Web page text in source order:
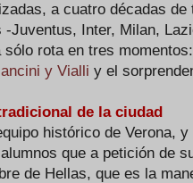
a cuatro décadas
-Juventus, Inter, Milan,
sólo rota en tres
y Vialli y el
de la ciudad
histórico de Verona,
que a petición de
de Hellas, que es la